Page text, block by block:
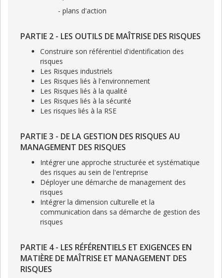
- plans d'action
PARTIE 2 - LES OUTILS DE MAÎTRISE DES RISQUES
Construire son référentiel d'identification des
risques
Les Risques industriels
Les Risques liés à l'environnement
Les Risques liés à la qualité
Les Risques liés à la sécurité
Les risques liés à la RSE
PARTIE 3 - DE LA GESTION DES RISQUES AU
MANAGEMENT DES RISQUES
Intégrer une approche structurée et systématique
des risques au sein de l'entreprise
Déployer une démarche de management des
risques
Intégrer la dimension culturelle et la
communication dans sa démarche de gestion des
risques
PARTIE 4 - LES RÉFÉRENTIELS ET EXIGENCES EN
MATIÈRE DE MAÎTRISE ET MANAGEMENT DES
RISQUES